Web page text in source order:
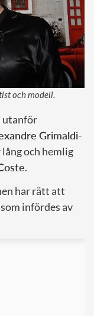
och modell.
utanför
Grimaldi-
och hemlig
.
har rätt att
infördes av